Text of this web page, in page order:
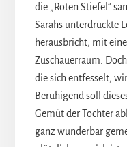
die „Roten Stiefel“
Sarahs unterdrückte
herausbricht, mit
Zuschauerraum.
die sich entfesselt,
Beruhigend soll
Gemüt der Tochter
ganz wunderbar